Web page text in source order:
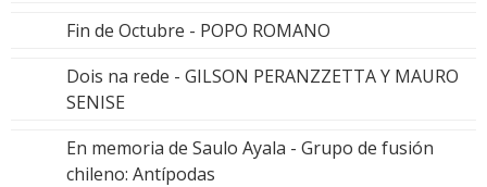
Fin de Octubre - POPO ROMANO
Dois na rede - GILSON PERANZZETTA Y MAURO
SENISE
En memoria de Saulo Ayala - Grupo de fusión
chileno: Antípodas